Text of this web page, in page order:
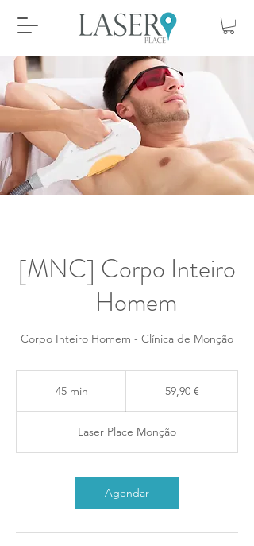
[MNC] Corpo Inteiro
- Homem
Corpo Inteiro Homem - Clínica de Monção
45 min
i
n
59,90 €
Laser Place Monção
Agendar